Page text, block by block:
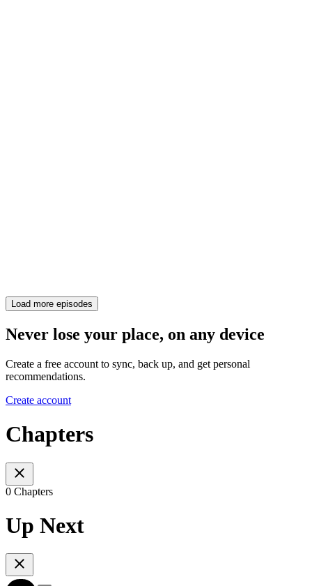
Load more episodes
Never lose your place, on any device
Create a free account to sync, back up, and get personal
recommendations.
Create account
Chapters
0 Chapters
Up Next